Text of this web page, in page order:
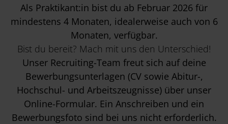
Als Praktikant:in bist du ab Februar 2026 für
mindestens 4 Monaten, idealerweise auch von 6
Monaten, verfügbar.
Bist du bereit? Mach mit uns den Unterschied!
Unser Recruiting-Team freut sich auf deine
Bewerbungsunterlagen (CV sowie Abitur-,
Hochschul- und Arbeitszeugnisse) über unser
Online-Formular. Ein Anschreiben und ein
Bewerbungsfoto sind bei uns nicht erforderlich.